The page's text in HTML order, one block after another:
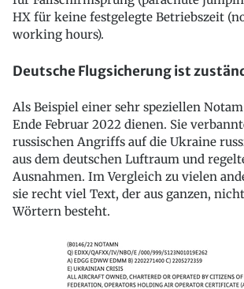
HX für keine festgelegte Betriebszeit
working hours).
Deutsche Flugsicherung ist
Als Beispiel einer sehr speziellen
Ende Februar 2022 dienen. Sie
russischen Angriffs auf die Ukraine
aus dem deutschen Luftraum und
Ausnahmen. Im Vergleich zu vielen
sie recht viel Text, der aus ganzen,
Wörtern besteht.